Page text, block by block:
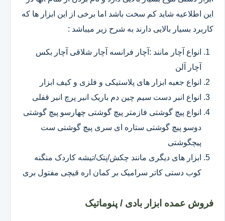
این اطلاعیه شاید کم سخت باشد اما برخی از این ابزار ها که
کاربرد بسیار بالایی دارند به شرح زیر میباشد :
انواع آچار مانند :آچار فرانسه آچار شلاقی آچار بکس
آچار آلن
انواع جعبه ابزار های پلاستیکی و فلزی و کیف ابزار
انواع انبر دست سیم چین دم باریک انبر پرچ انبر قفلی
انواع پیچ گوشتی فازمتر پیچ گوشتی چهارسو پیچ گوشتی
دوسو پیچ گوشتی ستاره ای سری پیچ گوشتی ست
پیچگوشتی
ابزار های دیگری مانند چکش/پتک/تیشه کاردک منگنه
کوب دستی کاتر سرامیک بر کمان اره قیچی مفتول بری
فروش عمده ابزار بادی / پنوماتیک